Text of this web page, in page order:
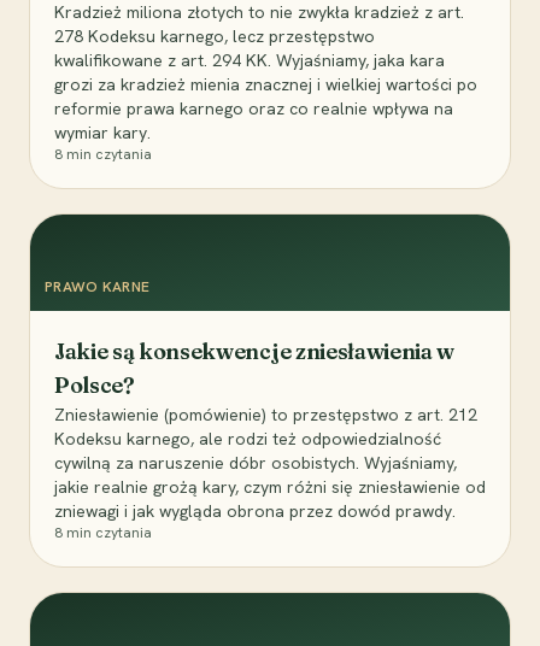
Kradzież miliona złotych to nie zwykła kradzież z art.
278 Kodeksu karnego, lecz przestępstwo
kwalifikowane z art. 294 KK. Wyjaśniamy, jaka kara
grozi za kradzież mienia znacznej i wielkiej wartości po
reformie prawa karnego oraz co realnie wpływa na
wymiar kary.
8 min czytania
PRAWO KARNE
Jakie są konsekwencje zniesławienia w
Polsce?
Zniesławienie (pomówienie) to przestępstwo z art. 212
Kodeksu karnego, ale rodzi też odpowiedzialność
cywilną za naruszenie dóbr osobistych. Wyjaśniamy,
jakie realnie grożą kary, czym różni się zniesławienie od
zniewagi i jak wygląda obrona przez dowód prawdy.
8 min czytania